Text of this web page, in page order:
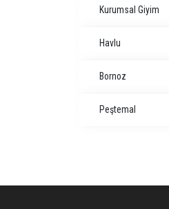
Kurumsal Giyim
Havlu
Bornoz
Peştemal